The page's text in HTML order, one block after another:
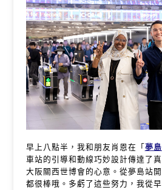
早上八點半，我和朋友肖恩在「夢
車站的引導和動線巧妙設計傳達了
大阪關西世博會的心意。從夢島站
都很棒哦。多虧了這些努力，我從